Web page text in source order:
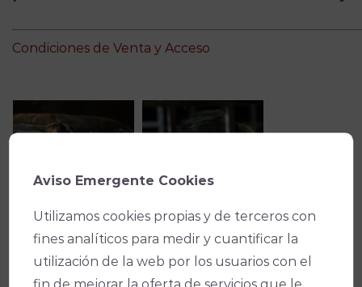
Condiciones de Venta y Acceso
Aviso Emergente Cookies
Utilizamos cookies propias y de terceros con
fines analíticos para medir y cuantificar la
utilización de la web por los usuarios con el